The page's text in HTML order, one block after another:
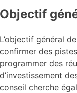
Objectif
L’objectif général
confirmer des
programmer des
d’investissement
conseil cherche